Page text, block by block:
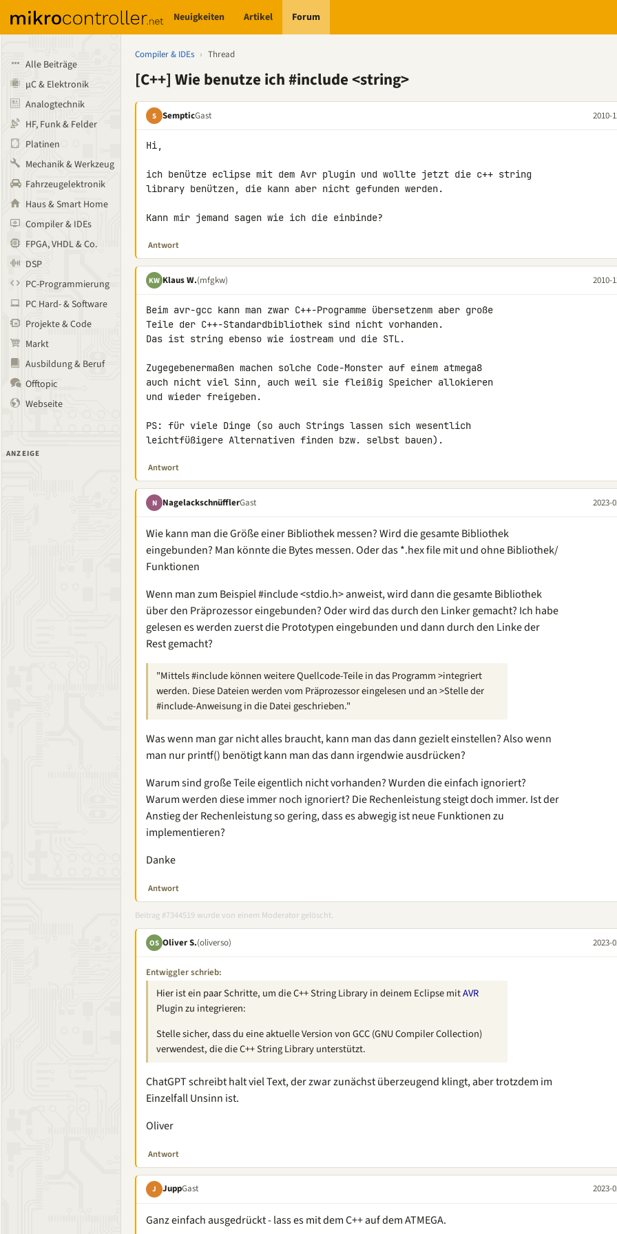
Neuigkeiten Artikel Forum
Alle Beiträge
µC & Elektronik
Analogtechnik
HF, Funk & Felder
Platinen
Mechanik & Werkzeug
Fahrzeugelektronik
Haus & Smart Home
Compiler & IDEs
FPGA, VHDL & Co.
DSP
PC-Programmierung
PC Hard- & Software
Projekte & Code
Markt
Ausbildung & Beruf
Offtopic
Webseite
ANZEIGE
Compiler & IDEs › Thread
[C++] Wie benutze ich #include <string>
S SempticGast 2010-
Hi,
ich benütze eclipse mit dem Avr plugin und wollte jetzt die c++ string
library benützen, die kann aber nicht gefunden werden.
Kann mir jemand sagen wie ich die einbinde?
Antwort
KW Klaus W.(mfgkw) 2010-
Beim avr-gcc kann man zwar C++-Programme übersetzenm aber große
Teile der C++-Standardbibliothek sind nicht vorhanden.
Das ist string ebenso wie iostream und die STL.
Zugegebenermaßen machen solche Code-Monster auf einem atmega8
auch nicht viel Sinn, auch weil sie fleißig Speicher allokieren
und wieder freigeben.
PS: für viele Dinge (so auch Strings lassen sich wesentlich
leichtfüßigere Alternativen finden bzw. selbst bauen).
Antwort
N NagelackschnüfflerGast 2023-
Wie kann man die Größe einer Bibliothek messen? Wird die gesamte Bibliothek
eingebunden? Man könnte die Bytes messen. Oder das *.hex file mit und ohne Bibliothek/
Funktionen
Wenn man zum Beispiel #include <stdio.h> anweist, wird dann die gesamte Bibliothek
über den Präprozessor eingebunden? Oder wird das durch den Linker gemacht? Ich habe
gelesen es werden zuerst die Prototypen eingebunden und dann durch den Linke der
Rest gemacht?
"Mittels #include können weitere Quellcode-Teile in das Programm >integriert
werden. Diese Dateien werden vom Präprozessor eingelesen und an >Stelle der
#include-Anweisung in die Datei geschrieben."
Was wenn man gar nicht alles braucht, kann man das dann gezielt einstellen? Also wenn
man nur printf() benötigt kann man das dann irgendwie ausdrücken?
Warum sind große Teile eigentlich nicht vorhanden? Wurden die einfach ignoriert?
Warum werden diese immer noch ignoriert? Die Rechenleistung steigt doch immer. Ist der
Anstieg der Rechenleistung so gering, dass es abwegig ist neue Funktionen zu
implementieren?
Danke
Antwort
Beitrag #7344519 wurde von einem Moderator gelöscht.
OS Oliver S.(oliverso) 2023-
Entwiggler schrieb:
Hier ist ein paar Schritte, um die C++ String Library in deinem Eclipse mitAVR
Plugin zu integrieren:
Stelle sicher, dass du eine aktuelle Version von GCC (GNU Compiler Collection)
verwendest, die die C++ String Library unterstützt.
ChatGPT schreibt halt viel Text, der zwar zunächst überzeugend klingt, aber trotzdem im
Einzelfall Unsinn ist.
Oliver
Antwort
J JuppGast 2023-
Ganz einfach ausgedrückt - lass es mit dem C++ auf dem ATMEGA.